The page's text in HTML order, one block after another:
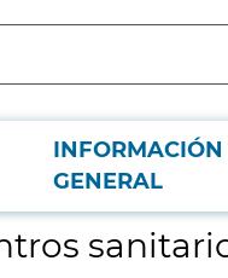
INFORMACIÓN
GENERAL